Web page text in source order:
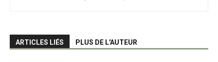
ARTICLES LIÉS PLUS DE L'AUTEUR